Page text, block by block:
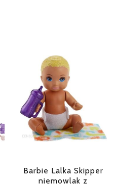
Barbie Lalka Skipper
niemowlak z